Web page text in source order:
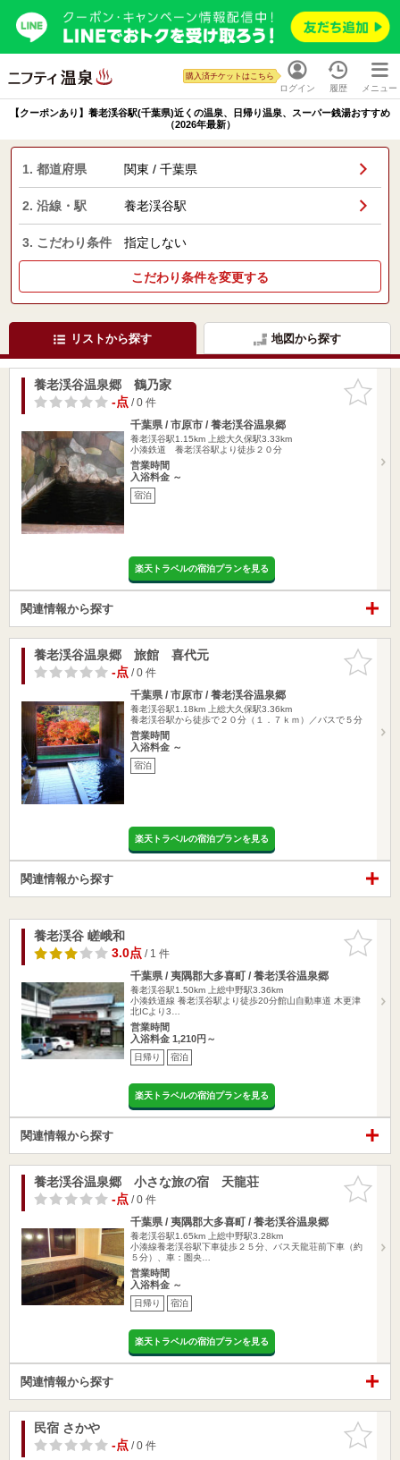
ログイン
購入済チケットはこちら
履歴 メニュー
【クーポンあり】養老渓谷駅(千葉県)近くの温泉、日帰り温泉、スーパー銭湯おすすめ
（2026年最新）
1. 都道府県 関東 / 千葉県
2. 沿線・駅 養老渓谷駅
3. こだわり条件 指定しない
こだわり条件を変更する
リストから探す 地図から探す
お気に入
りに追加
養老渓谷温泉郷 鶴乃家
-点/ 0 件
千葉県 / 市原市 / 養老渓谷温泉郷
養老渓谷駅1.15km
上総大久保駅3.33km
小湊鉄道 養老渓谷駅より徒歩２０分
営業時間
入浴料金 ～
宿泊
楽天トラベルの宿泊プランを見る
関連情報から探す
お気に入
りに追加
養老渓谷温泉郷 旅館 喜代元
-点/ 0 件
千葉県 / 市原市 / 養老渓谷温泉郷
養老渓谷駅1.18km
上総大久保駅3.36km
養老渓谷駅から徒歩で２０分（１．７ｋｍ）／バスで５分
営業時間
入浴料金 ～
宿泊
楽天トラベルの宿泊プランを見る
関連情報から探す
お気に入
りに追加
養老渓谷 嵯峨和
3.0点/ 1 件
千葉県 / 夷隅郡大多喜町 / 養老渓谷温泉郷
養老渓谷駅1.50km
上総中野駅3.36km
小湊鉄道線 養老渓谷駅より徒歩20分館山自動車道 木更津
北ICより3…
営業時間
入浴料金 1,210円～
日帰り 宿泊
楽天トラベルの宿泊プランを見る
関連情報から探す
お気に入
りに追加
養老渓谷温泉郷 小さな旅の宿 天龍荘
-点/ 0 件
千葉県 / 夷隅郡大多喜町 / 養老渓谷温泉郷
養老渓谷駅1.65km
上総中野駅3.28km
小湊線養老渓谷駅下車徒歩２５分、バス天龍荘前下車（約
５分）、車：圏央…
営業時間
入浴料金 ～
日帰り 宿泊
楽天トラベルの宿泊プランを見る
関連情報から探す
お気に入
りに追加
民宿 さかや
-点/ 0 件